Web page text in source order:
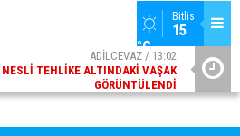
Bitlis
15
°C
ADİLCEVAZ / 13:02
TEHLIKE ALTINDAKI VAŞAK
GÖRÜNTÜLENDI
ADİLCEVAZ / 09:10
İÇIŞLERI BAKANI OLDU